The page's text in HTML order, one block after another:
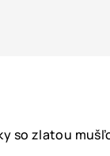
so zlatou